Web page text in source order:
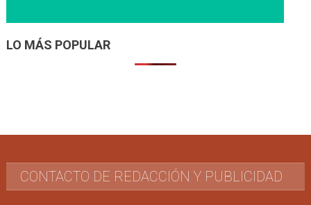
LO MÁS POPULAR
CONTACTO DE REDACCIÓN Y PUBLICIDAD